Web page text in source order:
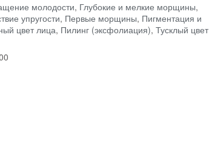
молодости, Глубокие и мелкие морщины,
упругости, Первые морщины, Пигментация и
цвет лица, Пилинг (эксфолиация), Тусклый цвет